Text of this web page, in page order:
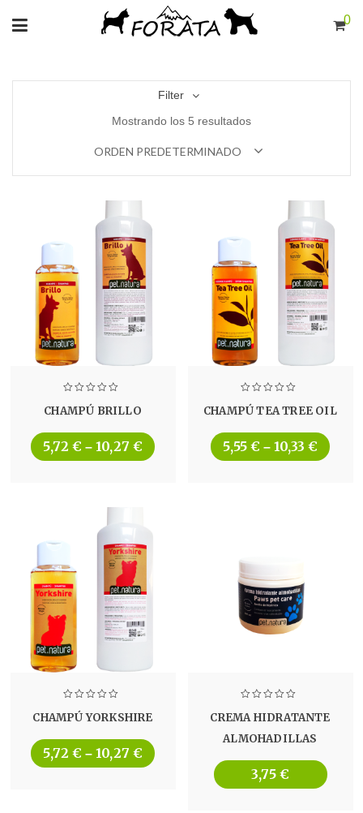
0
Filter
Mostrando los 5 resultados
ORDEN PREDETERMINADO
CHAMPÚ BRILLO
5,72 € – 10,27 €
CHAMPÚ TEA TREE OIL
5,55 € – 10,33 €
CHAMPÚ YORKSHIRE
5,72 € – 10,27 €
CREMA HIDRATANTE
ALMOHADILLAS
3,75 €